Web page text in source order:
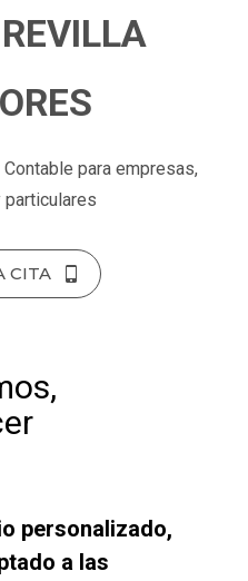
para empresas,
particulares
CITA
personalizado,
a las